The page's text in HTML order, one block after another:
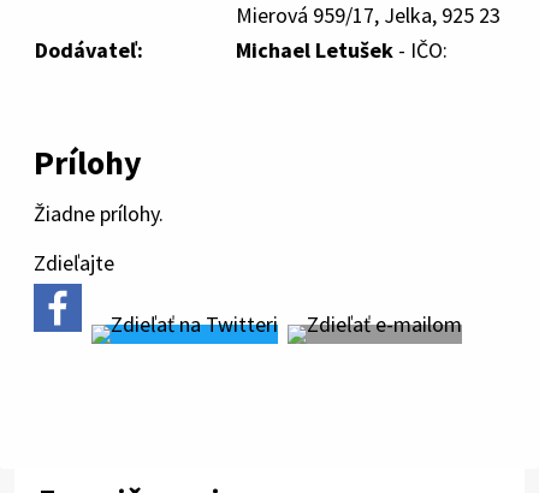
Mierová 959/17, Jelka, 925 23
Dodávateľ:
Michael Letušek - IČO:
Prílohy
Žiadne prílohy.
Zdieľajte